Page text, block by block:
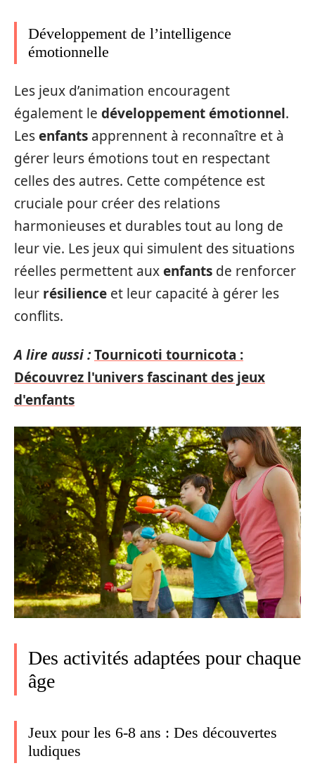
Développement de l’intelligence
émotionnelle
Les jeux d’animation encouragent
également le développement émotionnel.
Lesenfants apprennent à reconnaître et à
gérer leurs émotions tout en respectant
celles des autres. Cette compétence est
cruciale pour créer des relations
harmonieuses et durables tout au long de
leur vie. Les jeux qui simulent des situations
réelles permettent auxenfants de renforcer
leur résilience et leur capacité à gérer les
conflits.
A lire aussi :Tournicoti tournicota :
Découvrez l'univers fascinant des jeux
d'enfants
Des activités adaptées pour chaque
âge
Jeux pour les 6-8 ans : Des découvertes
ludiques